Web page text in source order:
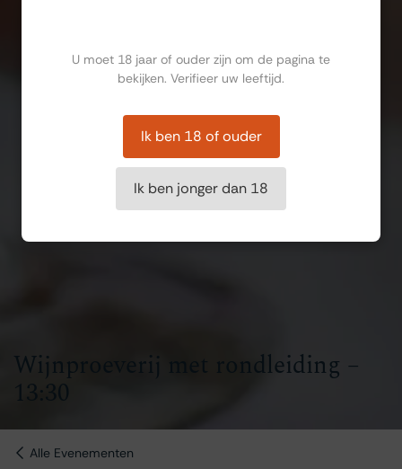
Wijnproeverij met rondleiding –
13:30
Alle Evenementen
U moet 18 jaar of ouder zijn om de pagina te
bekijken. Verifieer uw leeftijd.
Ik ben 18 of ouder
Ik ben jonger dan 18